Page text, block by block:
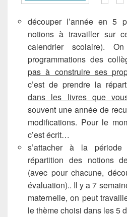
découper l’année en 5
notions à travailler sur
calendrier scolaire).
programmations des
pas à construire ses
c’est de prendre la
dans les livres que
souvent une année de
modifications. Pour le
c’est écrit…
s’attacher à la
répartition des notions
(avec pour chacune,
évaluation).. Il y a 7
maternelle, on peut
le thème choisi dans les 5